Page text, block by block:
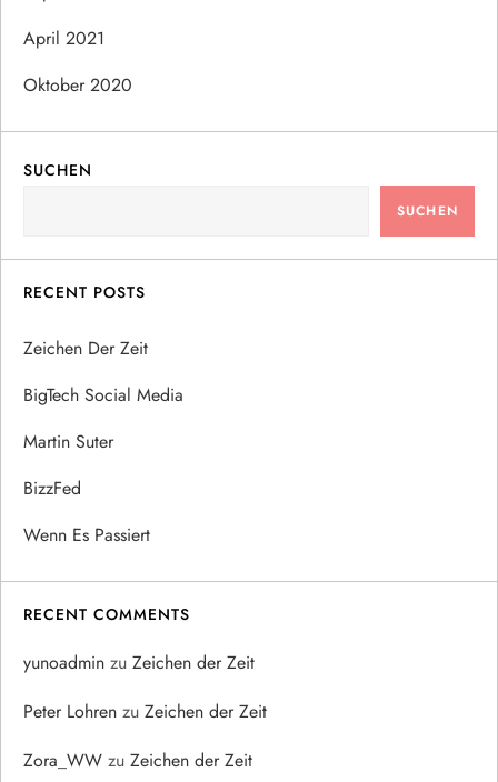
April 2021
Oktober 2020
SUCHEN
SUCHEN
RECENT POSTS
Zeichen Der Zeit
BigTech Social Media
Martin Suter
BizzFed
Wenn Es Passiert
RECENT COMMENTS
yunoadmin zu Zeichen der Zeit
Peter Lohren zu Zeichen der Zeit
Zora_WW zu Zeichen der Zeit